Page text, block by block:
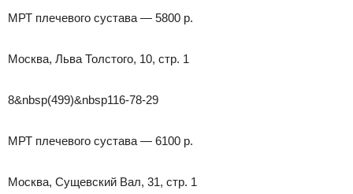
МРТ плечевого сустава — 5800 р.
Москва, Льва Толстого, 10, стр. 1
8&nbsp(499)&nbsp116-78-29
МРТ плечевого сустава — 6100 р.
Москва, Сущевский Вал, 31, стр. 1